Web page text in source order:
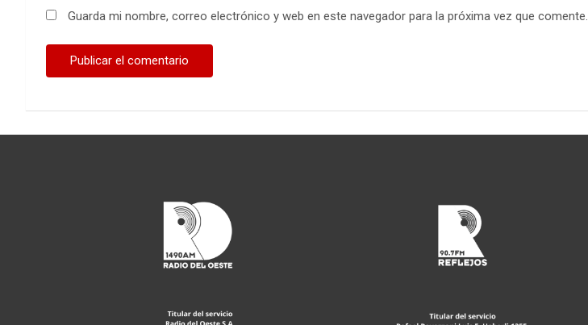
Guarda mi nombre, correo electrónico y web en este navegador para la próxima vez que comente.